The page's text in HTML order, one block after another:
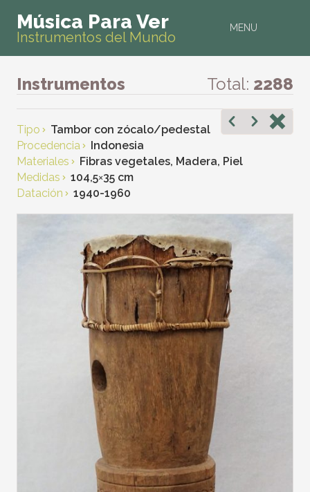
MENU
Música Para Ver
Instrumentos del Mundo
Instrumentos Total: 2288
Tipo
Tambor con zócalo/pedestal
Procedencia
Indonesia
Materiales
Fibras vegetales, Madera, Piel
Medidas
104,5×35 cm
Datación
1940-1960